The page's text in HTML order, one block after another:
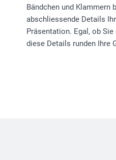
Bändchen und Klammern
abschliessende Details
Präsentation. Egal, ob
diese Details runden Ihre